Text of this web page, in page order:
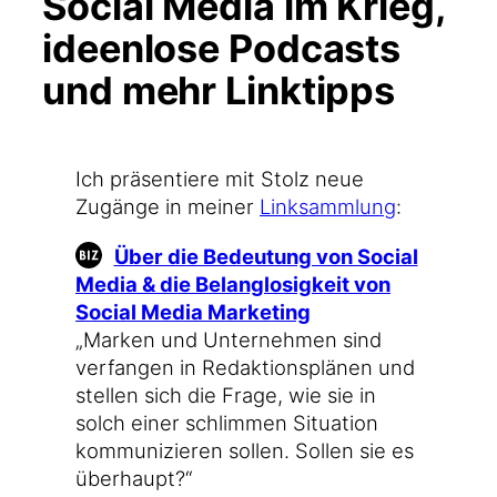
ideenlose Podcasts
und mehr Linktipps
Ich prä­sen­tie­re mit Stolz neue
Zugän­ge in mei­ner Link­samm­lung:
Über die Bedeu­tung von Social
Media & die Belang­lo­sig­keit von
Social Media Mar­ke­ting
„Mar­ken und Unter­neh­men sind
ver­fan­gen in Redak­ti­ons­plä­nen und
stel­len sich die Fra­ge, wie sie in
solch einer schlim­men Situa­ti­on
kom­mu­ni­zie­ren sol­len. Sol­len sie es
überhaupt?“